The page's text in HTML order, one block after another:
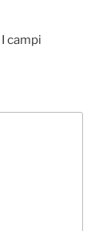
I campi